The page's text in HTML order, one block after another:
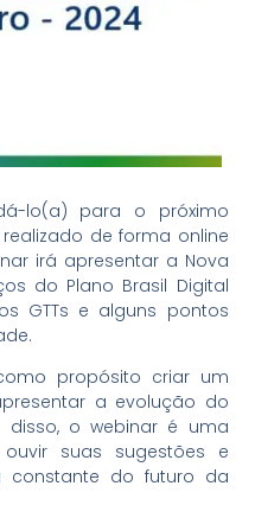
lo(a) para o próximo
de forma online
irá apresentar a Nova
do Plano Brasil Digital
GTTs e alguns pontos
propósito criar um
a evolução do
disso, o webinar é uma
suas sugestões e
constante do futuro da